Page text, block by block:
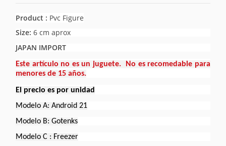
Product : Pvc Figure
Size: 6 cm aprox
JAPAN IMPORT
Este artículo no es un juguete. No es recomedable para
menores de 15 años.
El precio es por unidad
Modelo A: Android 21
Modelo B: Gotenks
Modelo C : Freezer